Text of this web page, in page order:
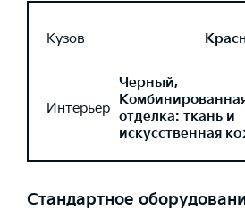
Кузов
Интерьер
Черный,
отделка: ткань и
искусственная
Стандартное